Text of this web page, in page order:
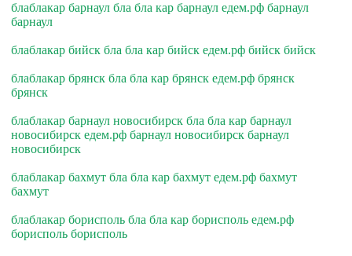
блаблакар барнаул бла бла кар барнаул едем.рф барнаул
барнаул
блаблакар бийск бла бла кар бийск едем.рф бийск бийск
блаблакар брянск бла бла кар брянск едем.рф брянск
брянск
блаблакар барнаул новосибирск бла бла кар барнаул
новосибирск едем.рф барнаул новосибирск барнаул
новосибирск
блаблакар бахмут бла бла кар бахмут едем.рф бахмут
бахмут
блаблакар борисполь бла бла кар борисполь едем.рф
борисполь борисполь